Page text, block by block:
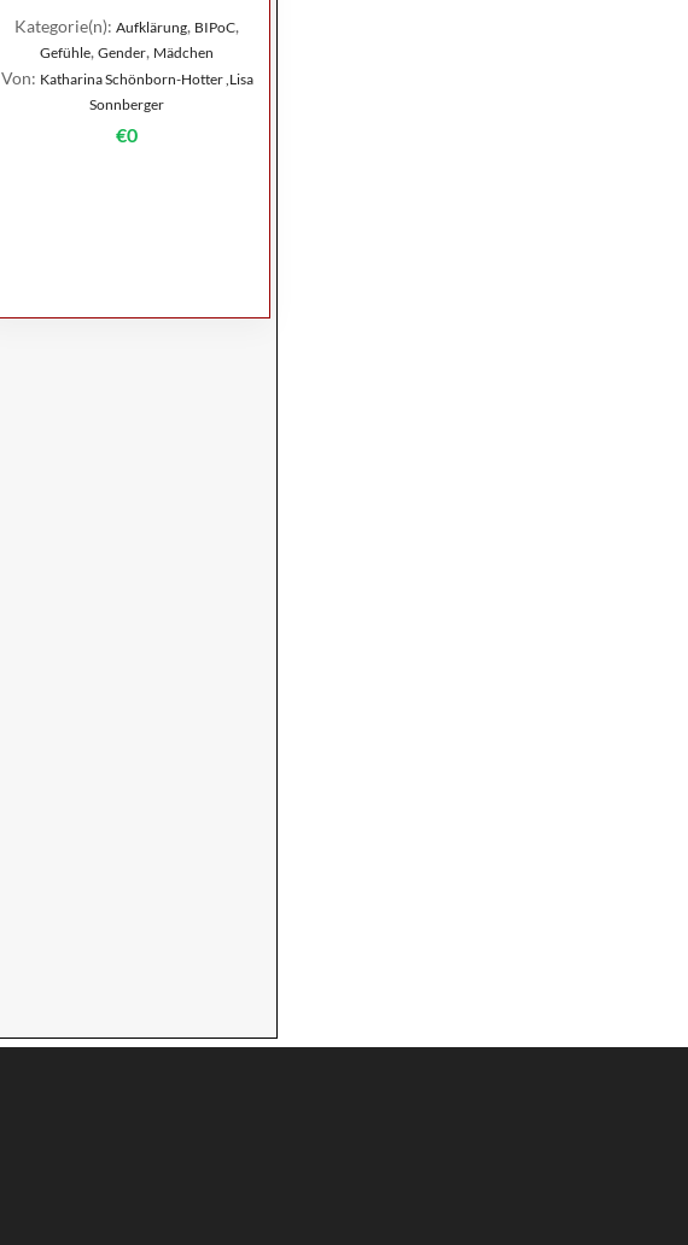
Kategorie(n): Aufklärung, BIPoC,
Gefühle, Gender, Mädchen
Von: Katharina Schönborn-Hotter ,Lisa
Sonnberger
€0